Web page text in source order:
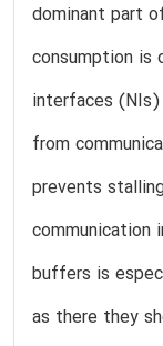
dominant part
consumption
interfaces
from
prevents
communication
buffers is
as there they